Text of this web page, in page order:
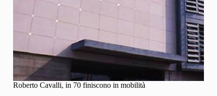
Roberto Cavalli, in 70 finiscono in mobilità